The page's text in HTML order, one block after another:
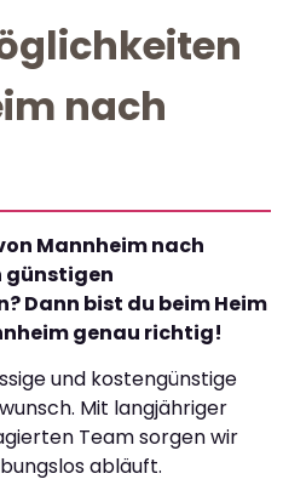
nach
Mannheim nach
günstigen
Dann bist du beim Heim
genau richtig!
und kostengünstige
Mit langjähriger
Team sorgen wir
abläuft.